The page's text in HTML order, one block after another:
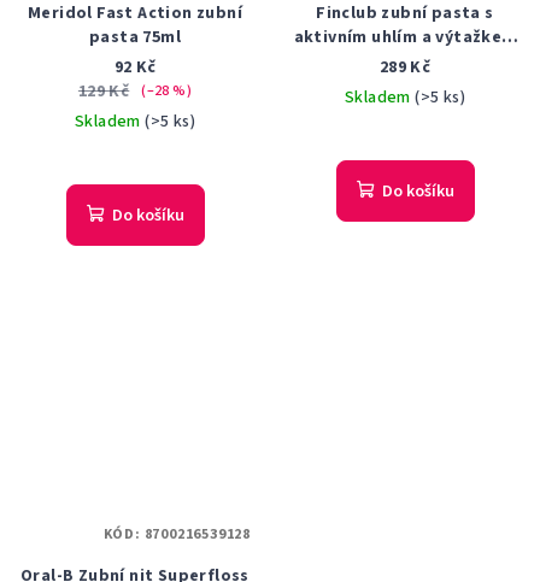
Meridol Fast Action zubní
pasta 75ml
92 Kč
129 Kč (–28 %)
Skladem(>5 ks)
Do košíku
Finclub zubní pasta s
aktivním uhlím a výtažkem
z borovice 120 g
289 Kč
Skladem(>5 ks)
Do košíku
Oral-B Zubní nit Superfloss
KÓD: 8700216539128